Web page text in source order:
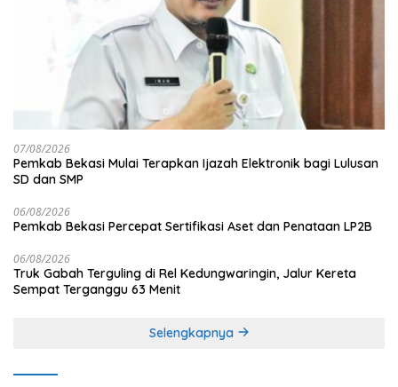
07/08/2026
Pemkab Bekasi Mulai Terapkan Ijazah Elektronik bagi Lulusan
SD dan SMP
06/08/2026
Pemkab Bekasi Percepat Sertifikasi Aset dan Penataan LP2B
06/08/2026
Truk Gabah Terguling di Rel Kedungwaringin, Jalur Kereta
Sempat Terganggu 63 Menit
Selengkapnya